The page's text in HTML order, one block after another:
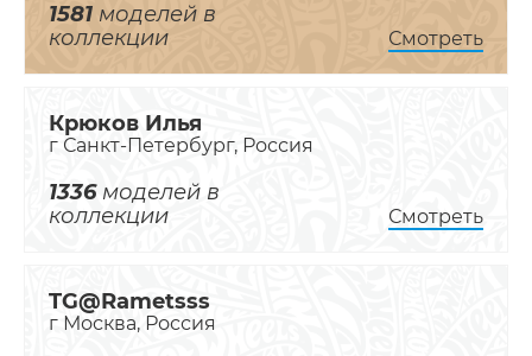
1581 моделей в
коллекции
Смотреть
Крюков Илья
г Санкт-Петербург, Россия
1336моделей в
коллекции
Смотреть
TG@Rametsss
г Москва, Россия